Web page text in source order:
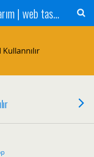
Barış ÖZCAN Web Tasarım | web tasarımı | antalya web tasarım | antalya web tasarımı | seo